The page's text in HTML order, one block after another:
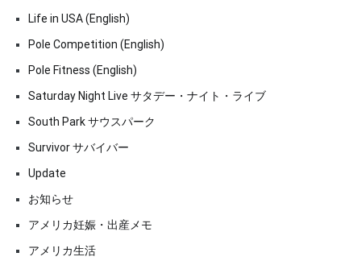
Life in USA (English)
Pole Competition (English)
Pole Fitness (English)
Saturday Night Live サタデー・ナイト・ライブ
South Park サウスパーク
Survivor サバイバー
Update
お知らせ
アメリカ妊娠・出産メモ
アメリカ生活